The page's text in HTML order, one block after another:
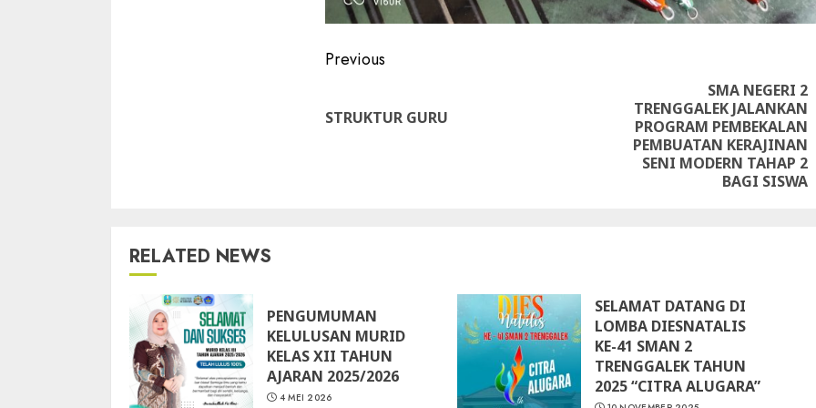
Continue
Previous
Previous
post:
STRUKTUR GURU
Next
post:
SMA NEGERI 2
TRENGGALEK JALANKAN
PROGRAM PEMBEKALAN
PEMBUATAN KERAJINAN
SENI MODERN TAHAP 2
BAGI SISWA
RELATED NEWS
PENGUMUMAN
KELULUSAN MURID
KELAS XII TAHUN
AJARAN 2025/2026
4 MEI 2026
SELAMAT DATANG DI
LOMBA DIESNATALIS
KE-41 SMAN 2
TRENGGALEK TAHUN
2025 “CITRA ALUGARA”